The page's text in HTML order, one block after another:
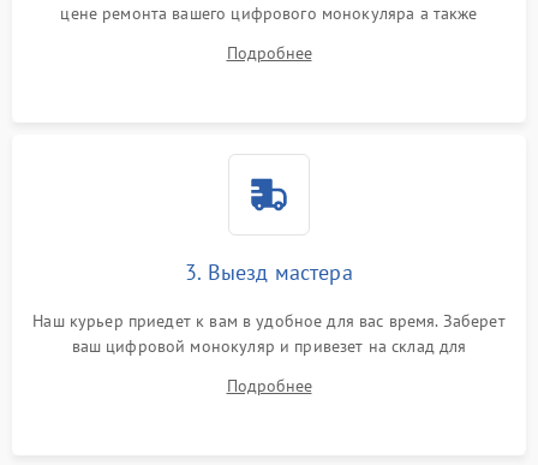
цене ремонта вашего цифрового монокуляра а также
Подробнее
3. Выезд мастера
Наш курьер приедет к вам в удобное для вас время. Заберет
ваш цифровой монокуляр и привезет на склад для
Подробнее